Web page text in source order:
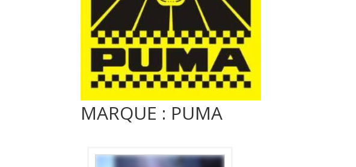
MARQUE : PUMA